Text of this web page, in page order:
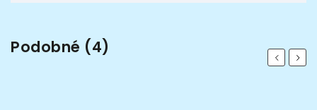
Podobné (4) Previous
Next